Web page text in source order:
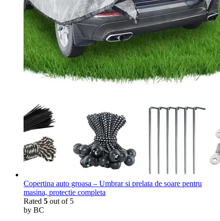
Copertina auto groasa – Umbrar si prelata de soare pentru
masina, protectie completa
Rated 5 out of 5
by BC